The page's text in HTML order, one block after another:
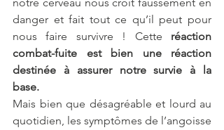
notre cerveau nous croit faussement en
danger et fait tout ce qu’il peut pour
nous faire survivre ! Cette réaction
combat-fuite est bien une réaction
destinée à assurer notre survie à la
base.
Mais bien que désagréable et lourd au
quotidien, les symptômes de l’angoisse